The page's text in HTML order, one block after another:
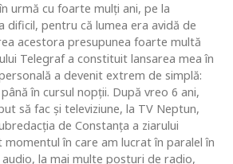
urmă cu foarte mulţi ani, pe la
dificil, pentru că lumea era avidă de
acestora presupunea foarte multă
Telegraf a constituit lansarea mea în
a devenit extrem de simplă:
în cursul nopţii. După vreo 6 ani,
să fac şi televiziune, la TV Neptun,
de Constanţa a ziarului
momentul în care am lucrat în paralel în
audio, la mai multe posturi de radio,